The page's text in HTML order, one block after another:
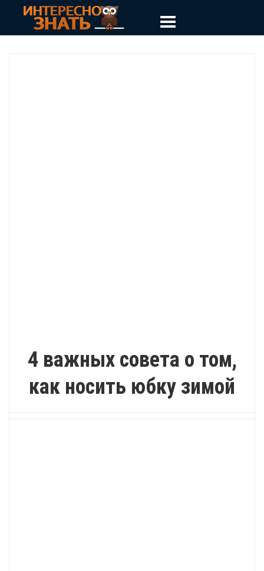
4 важных совета о том,
как носить юбку зимой